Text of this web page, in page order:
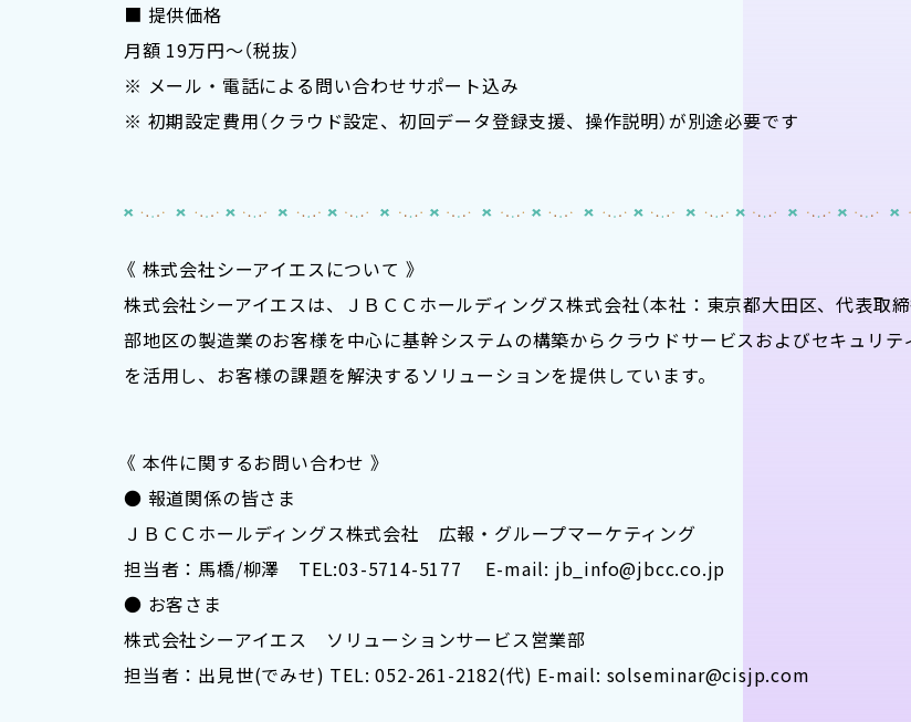
■ 提供価格
月額 19万円～（税抜）
※ メール・電話による問い合わせサポート込み
※ 初期設定費用（クラウド設定、初回データ登録支援、操作説明）が別途必要です
《 株式会社シーアイエスについて 》
株式会社シーアイエスは、ＪＢＣＣホールディングス株式会社（本社：東京都大田区、代表取
部地区の製造業のお客様を中心に基幹システムの構築からクラウドサービスおよびセキュリ
を活用し、お客様の課題を解決するソリューションを提供しています。
《 本件に関するお問い合わせ 》
● 報道関係の皆さま
ＪＢＣＣホールディングス株式会社 広報・グループマーケティング
担当者：馬橋/柳澤 TEL:03-5714-5177 E-mail: jb_info@jbcc.co.jp
● お客さま
株式会社シーアイエス ソリューションサービス営業部
担当者：出見世(でみせ) TEL: 052-261-2182(代) E-mail: solseminar@cisjp.com